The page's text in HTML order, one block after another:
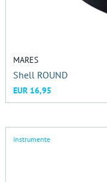
MARES
Shell ROUND
EUR 16,95
Instrumente